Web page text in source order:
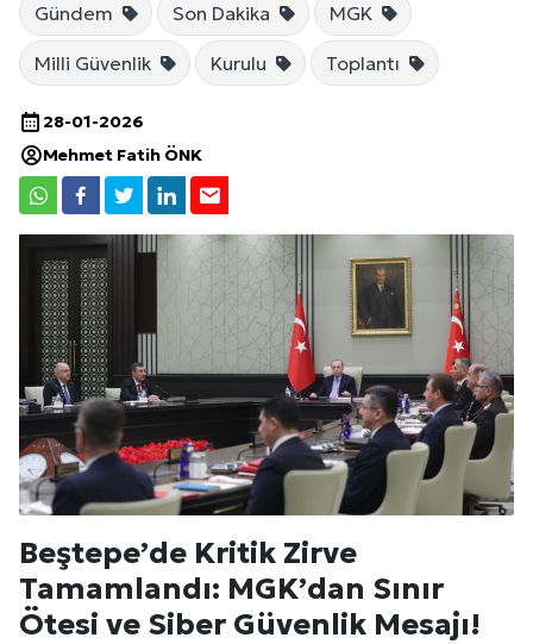
Gündem Son Dakika MGK
Milli Güvenlik Kurulu Toplantı
28-01-2026
Mehmet Fatih ÖNK
Beştepe’de Kritik Zirve
Tamamlandı: MGK’dan Sınır
Ötesi ve Siber Güvenlik Mesajı!